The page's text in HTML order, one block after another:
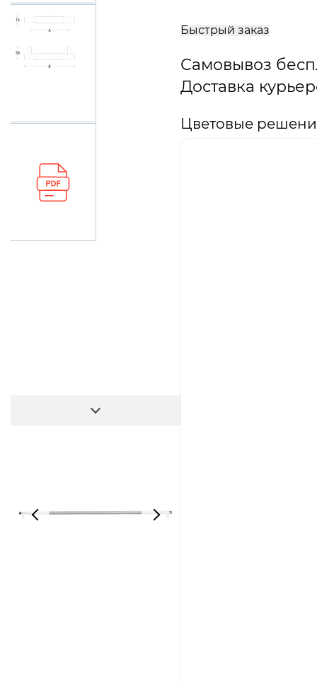
Быстрый заказ
Самовывоз
Доставка
Цветовые